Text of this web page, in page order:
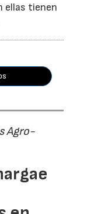
ellas tienen
Agro-